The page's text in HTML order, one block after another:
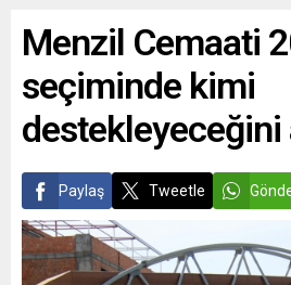
Menzil Cemaati
seçiminde kimi
destekleyeceğini
Paylaş Tweetle